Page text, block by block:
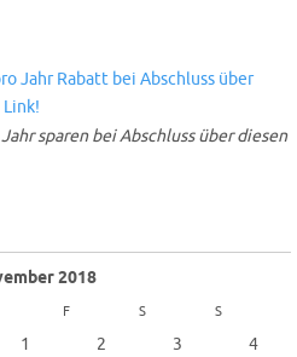
sparen bei Abschluss über diesen
2018
F S S
1 2 3
4